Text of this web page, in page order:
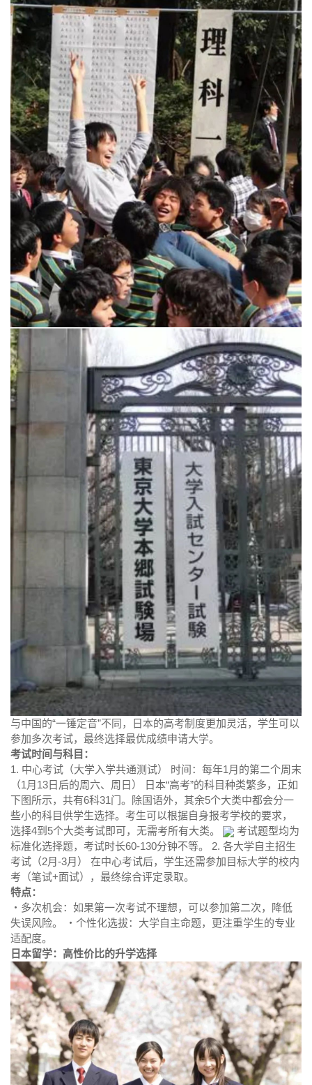
与中国的“一锤定音”不同，日本的高考制度更加灵活，学生可以
参加多次考试，最终选择最优成绩申请大学。
考试时间与科目：
1. 中心考试（大学入学共通测试） 时间：每年1月的第二个周末
（1月13日后的周六、周日） 日本“高考”的科目种类繁多，正如
下图所示，共有6科31门。除国语外，其余5个大类中都会分一
些小的科目供学生选择。考生可以根据自身报考学校的要求，
选择4到5个大类考试即可，无需考所有大类。
考试题型均为
标准化选择题，考试时长60-130分钟不等。 2. 各大学自主招生
考试（2月-3月） 在中心考试后，学生还需参加目标大学的校内
考（笔试+面试），最终综合评定录取。
特点：
・多次机会：如果第一次考试不理想，可以参加第二次，降低
失误风险。 ・个性化选拔：大学自主命题，更注重学生的专业
适配度。
日本留学：高性价比的升学选择